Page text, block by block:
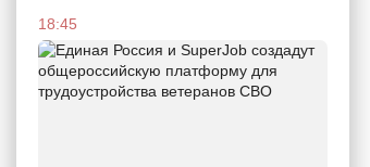
18:45